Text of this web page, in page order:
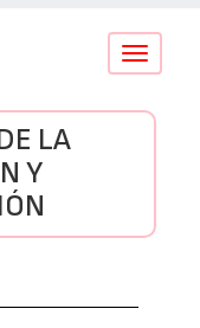
Conmutar
LA
Y